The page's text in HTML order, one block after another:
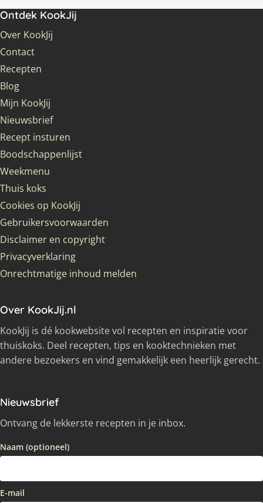
Ontdek KookJij
Over KookJij
Contact
Recepten
Blog
Mijn KookJij
Nieuwsbrief
Recept insturen
Boodschappenlijst
Weekmenu
Thuis koks
Cookies op KookJij
Gebruikersvoorwaarden
Disclaimer en copyright
Privacyverklaring
Onrechtmatige inhoud melden
Over KookJij.nl
KookJij is dé kookwebsite vol recepten en inspiratie voor
thuiskoks. Deel recepten, tips en kooktechnieken met
andere bezoekers en vind gemakkelijk een heerlijk gerecht.
Nieuwsbrief
Ontvang de lekkerste recepten in je inbox.
Naam (optioneel)
E-mail